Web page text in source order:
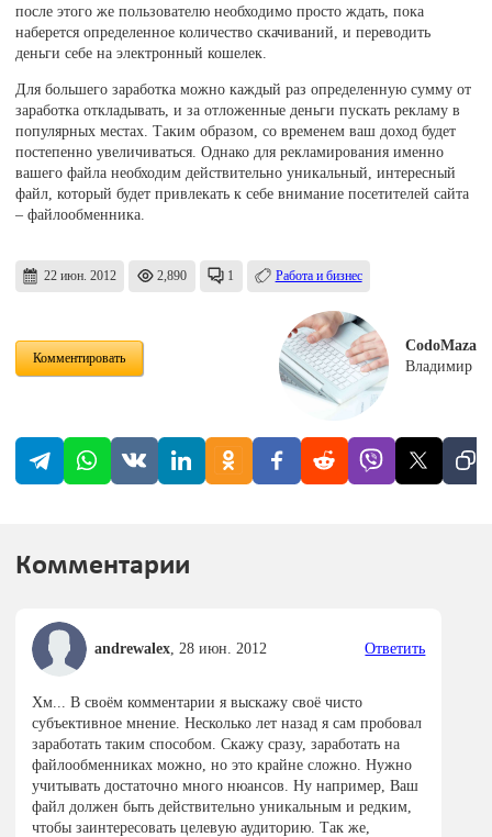
после этого же пользователю необходимо просто ждать, пока
наберется определенное количество скачиваний, и переводить
деньги себе на электронный кошелек.
Для большего заработка можно каждый раз определенную сумму от
заработка откладывать, и за отложенные деньги пускать рекламу в
популярных местах. Таким образом, со временем ваш доход будет
постепенно увеличиваться. Однако для рекламирования именно
вашего файла необходим действительно уникальный, интересный
файл, который будет привлекать к себе внимание посетителей сайта
– файлообменника.
22 июн. 2012 2,890 1 Работа и бизнес
Комментировать
CodoMaza
Владимир
Комментарии
andrewalex, 28 июн. 2012 Ответить
Хм... В своём комментарии я выскажу своё чисто
субъективное мнение. Несколько лет назад я сам пробовал
заработать таким способом. Скажу сразу, заработать на
файлообменниках можно, но это крайне сложно. Нужно
учитывать достаточно много нюансов. Ну например, Ваш
файл должен быть действительно уникальным и редким,
чтобы заинтересовать целевую аудиторию. Так же,